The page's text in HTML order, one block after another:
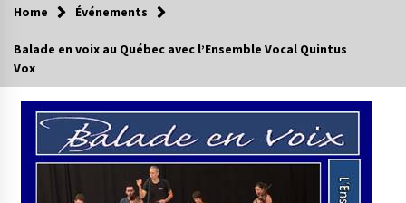
Home Événements
Balade en voix au Québec avec l’Ensemble Vocal Quintus
Vox